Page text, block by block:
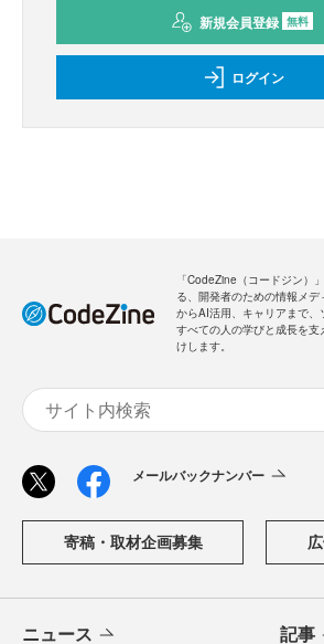
新規会員登録 無料
ログイン
「CodeZine（コードジン）
る、開発者のための情報メ
からAI活用、キャリアまで
すべての人の学びと成長を
けします。
メールバックナンバー
寄稿・取材企画募集
ニュース 記事